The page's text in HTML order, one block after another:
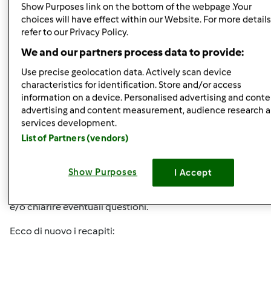
magazzino.....NON CREDO CHE FARO' UNA BUONA
PUBBLICITA' ALLA VOSTRA AZIENDA. C'erano tutte le
possibilità per avvertire in forma privata o almeno far
capire che era il caso di temporeggiare non credoche il
TM 5 è entrato in produzione il giorno successivo al
lancio...... saluti Villani Francesco
Buon pomeriggio FrancescoV,
contatto con il Servizio Clienti.
e/o chiarire eventuali questioni.
Ecco di nuovo i recapiti:
Show Purposes link on the bottom of the webpage .Your
choices will have effect within our Website. For more
refer to our Privacy Policy.
We and our partners process data to provide:
Use precise geolocation data. Actively scan device
characteristics for identification. Store and/or access
information on a device. Personalised advertising and
advertising and content measurement, audience research
services development.
List of Partners (vendors)
Show Purposes I Accept